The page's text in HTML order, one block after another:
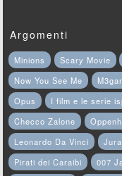
Argomenti
Minions Scary Movie
Now You See Me
Opus
I film e le serie
Checco Zalone
Leonardo Da Vinci
Pirati dei Caraibi
007